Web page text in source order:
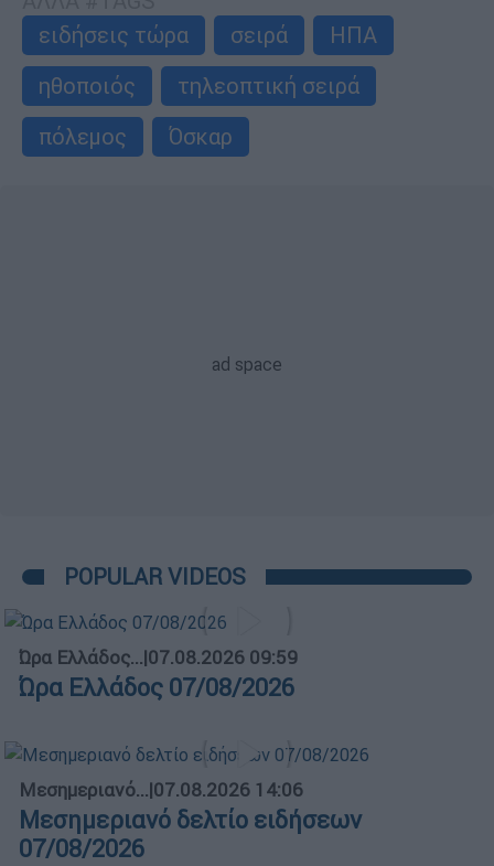
ειδήσεις τώρα
σειρά
ΗΠΑ
ηθοποιός
τηλεοπτική σειρά
πόλεμος
Όσκαρ
POPULAR VIDEOS
Ώρα Ελλάδος...|07.08.2026 09:59
Ώρα Ελλάδος 07/08/2026
Μεσημεριανό...|07.08.2026 14:06
Μεσημεριανό δελτίο ειδήσεων
07/08/2026